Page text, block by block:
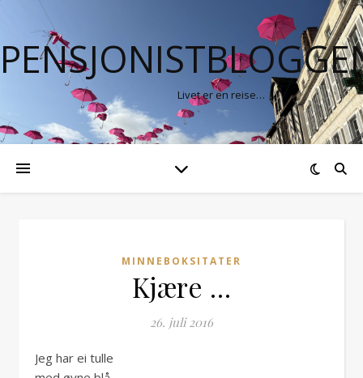
Livet er en reise…
MINNEBOKSITATER
Kjære …
26. juli 2016
Jeg har ei tulle